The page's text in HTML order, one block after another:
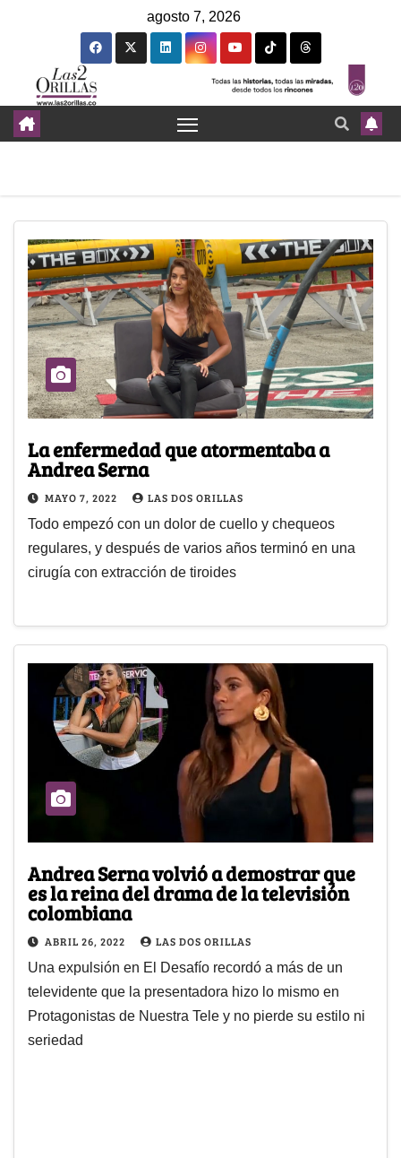
agosto 7, 2026
La enfermedad que atormentaba a
Andrea Serna
MAYO 7, 2022 LAS DOS ORILLAS
Todo empezó con un dolor de cuello y chequeos
regulares, y después de varios años terminó en una
cirugía con extracción de tiroides
Andrea Serna volvió a demostrar que
es la reina del drama de la televisión
colombiana
ABRIL 26, 2022 LAS DOS ORILLAS
Una expulsión en El Desafío recordó a más de un
televidente que la presentadora hizo lo mismo en
Protagonistas de Nuestra Tele y no pierde su estilo ni
seriedad